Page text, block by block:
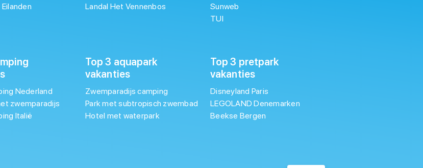
Landal Het Vennenbos
Sunweb
TUI
Nederland
zwemparadijs
Italië
Top 3 aquapark
vakanties
Zwemparadijs camping
Park met subtropisch zwembad
Hotel met waterpark
Top 3 pretpark
vakanties
Disneyland Paris
LEGOLAND Denemarken
Beekse Bergen